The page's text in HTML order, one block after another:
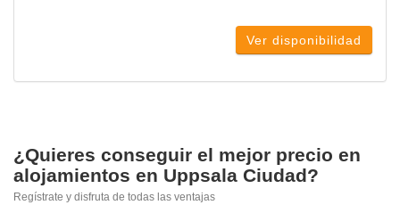
Ver disponibilidad
¿Quieres conseguir el mejor precio en
alojamientos en Uppsala Ciudad?
Regístrate y disfruta de todas las ventajas